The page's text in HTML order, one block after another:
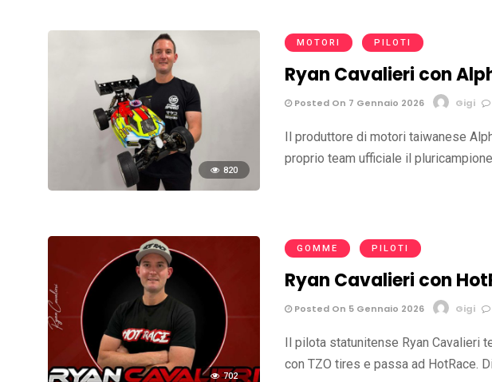
820
MOTORI PILOTI
Ryan Cavalieri con
Posted On 7 Gennaio 2026 Gigi
Il produttore di motori taiwanese
proprio team ufficiale il
702
GOMME PILOTI
Ryan Cavalieri con
Posted On 5 Gennaio 2026 Gigi
Il pilota statunitense Ryan Cavalieri
con TZO tires e passa ad HotRace.